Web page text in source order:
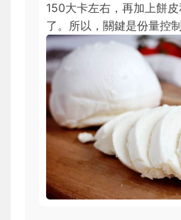
150大卡左右，再加上餅
了。所以，關鍵是份量控制